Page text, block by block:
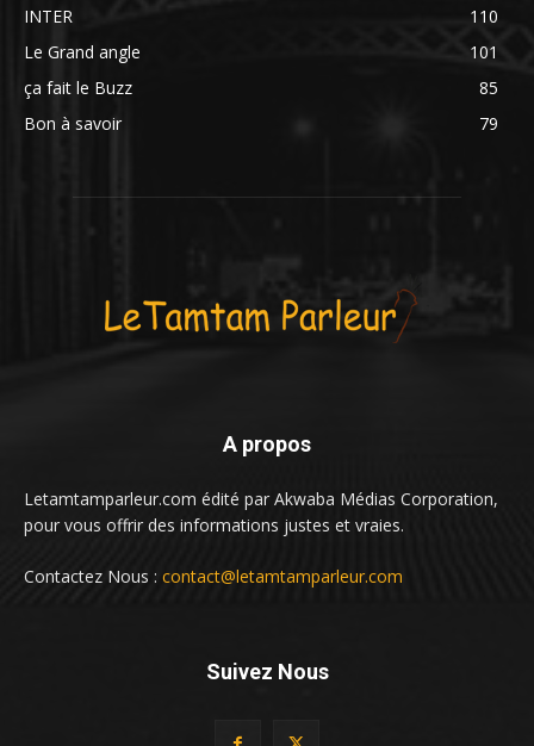
INTER
110
Le Grand angle
101
ça fait le Buzz
85
Bon à savoir
79
A propos
Letamtamparleur.com édité par Akwaba Médias Corporation,
pour vous offrir des informations justes et vraies.
Contactez Nous : contact@letamtamparleur.com
Suivez Nous